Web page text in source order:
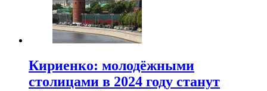
Кириенко: молодёжными
столицами в 2024 году станут